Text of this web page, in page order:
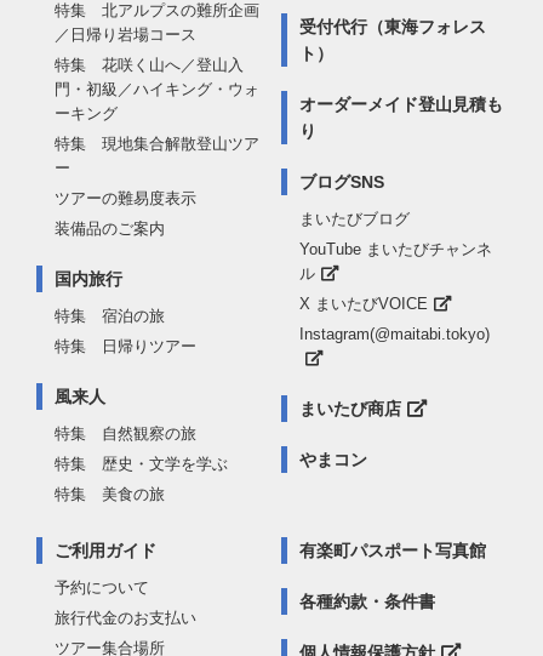
特集 北アルプスの難所企画
／日帰り岩場コース
特集 花咲く山へ／登山入
門・初級／ハイキング・ウォ
ーキング
特集 現地集合解散登山ツア
ー
ツアーの難易度表示
装備品のご案内
国内旅行
特集 宿泊の旅
特集 日帰りツアー
風来人
特集 自然観察の旅
特集 歴史・文学を学ぶ
特集 美食の旅
受付代行（東海フォレス
ト）
オーダーメイド登山見積も
り
ブログSNS
まいたびブログ
YouTube まいたびチャンネ
ル
X まいたびVOICE
Instagram(@maitabi.tokyo)
まいたび商店
やまコン
ご利用ガイド
予約について
旅行代金のお支払い
ツアー集合場所
有楽町パスポート写真館
各種約款・条件書